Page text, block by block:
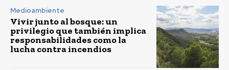
Medioambiente
Vivir junto al bosque: un
privilegio que también implica
responsabilidades como la
lucha contra incendios